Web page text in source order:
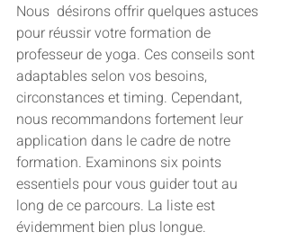
Nous  désirons offrir quelques astuces
pour réussir votre formation de
professeur de yoga. Ces conseils sont
adaptables selon vos besoins,
circonstances et timing. Cependant,
nous recommandons fortement leur
application dans le cadre de notre
formation. Examinons six points
essentiels pour vous guider tout au
long de ce parcours. La liste est
évidemment bien plus longue.